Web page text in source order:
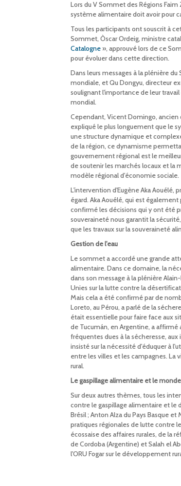
Lors du V Sommet des Régions
système alimentaire doit avoir pour
Tous les participants ont souscrit à
Sommet, Òscar Ordeig, ministre
Catalogne», approuvé lors de ce
pour évoluer dans cette direction.
Dans leurs messages à la plénière
mondiale, et Qu Dongyu, directeur
soulignant l'importance de leur
mondial.
Cependant, Vicent Domingo, ancien
expliqué le plus longuement que le
une structure dynamique et
de la région, ce dynamisme
gouvernement régional est le
de soutenir les marchés locaux et
modèle régional d'économie sociale.
L'intervention d'Eugène Aka Aouélé,
égard. Aka Aouélé, qui est
confirmé les décisions qui y ont été
souveraineté nous garantit la
que les travaux sur la souveraineté
Gestion de l'eau
Le sommet a accordé une grande
alimentaire. Dans ce domaine, la
dans son message à la plénière
Unies sur la lutte contre la
Mais cela a été confirmé par de
Loreto, au Pérou, a parlé de la
était essentielle pour faire face aux
de Tucumán, en Argentine, a affirmé
fréquentes dues à la sécheresse,
insisté sur la nécessité d'éduquer à
entre les villes et les campagnes.
rural.
Le gaspillage alimentaire et le
Sur deux autres thèmes, tous les
contre le gaspillage alimentaire et le
Brésil ; Anton Alza du Pays Basque
pratiques régionales de lutte contre
écossaise des affaires rurales, de la
de Cordoba (Argentine) et Salah el
l'ORU Fogar sur le développement